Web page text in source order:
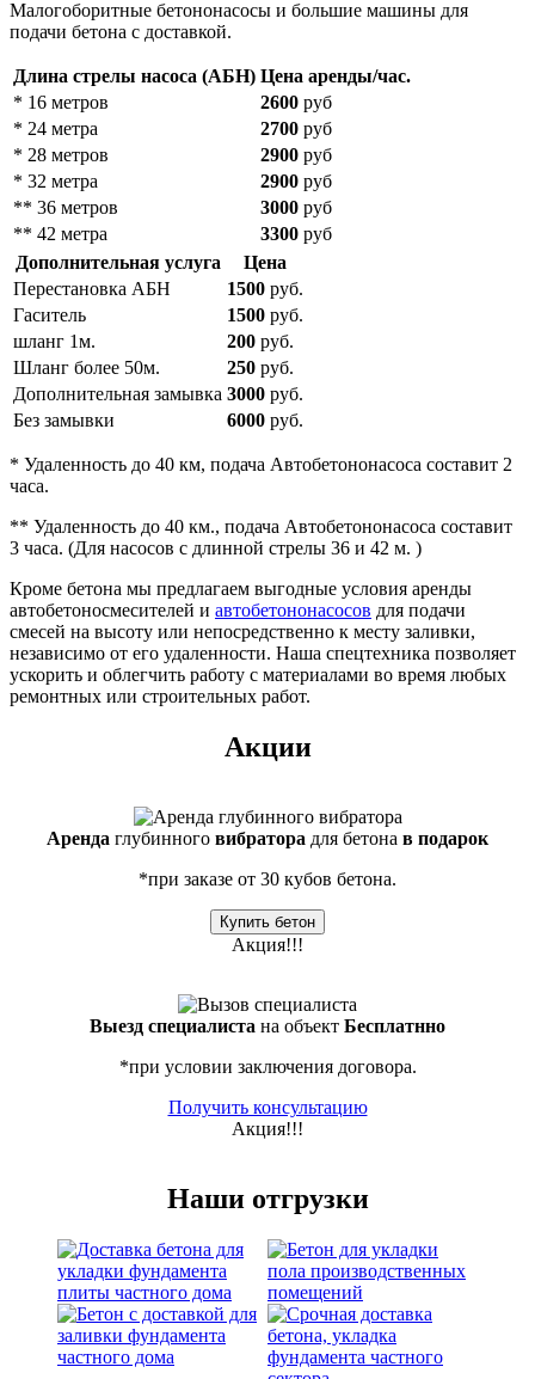
Малогоборитные бетононасосы и большие машины для
подачи бетона с доставкой.
Длина стрелы насоса (АБН) Цена аренды/час.
* 16 метров
2600 руб
* 24 метра
2700 руб
* 28 метров
2900 руб
* 32 метра
2900 руб
** 36 метров
3000 руб
** 42 метра
3300 руб
Дополнительная услуга
Цена
Перестановка АБН
1500 руб.
Гаситель
1500 руб.
шланг 1м.
200 руб.
Шланг более 50м.
250 руб.
Дополнительная замывка 3000 руб.
Без замывки
6000 руб.
* Удаленность до 40 км, подача Автобетононасоса составит 2
часа.
** Удаленность до 40 км., подача Автобетононасоса составит
3 часа. (Для насосов с длинной стрелы 36 и 42 м. )
Кроме бетона мы предлагаем выгодные условия аренды
автобетоносмесителей и автобетононасосов для подачи
смесей на высоту или непосредственно к месту заливки,
независимо от его удаленности. Наша спецтехника позволяет
ускорить и облегчить работу с материалами во время любых
ремонтных или строительных работ.
Акции
Аренда глубинного вибратора для бетона в подарок
*при заказе от 30 кубов бетона.
Купить бетон
Акция!!!
Выезд специалиста на объект Бесплатнно
*при условии заключения договора.
Получить консультацию
Акция!!!
Наши отгрузки